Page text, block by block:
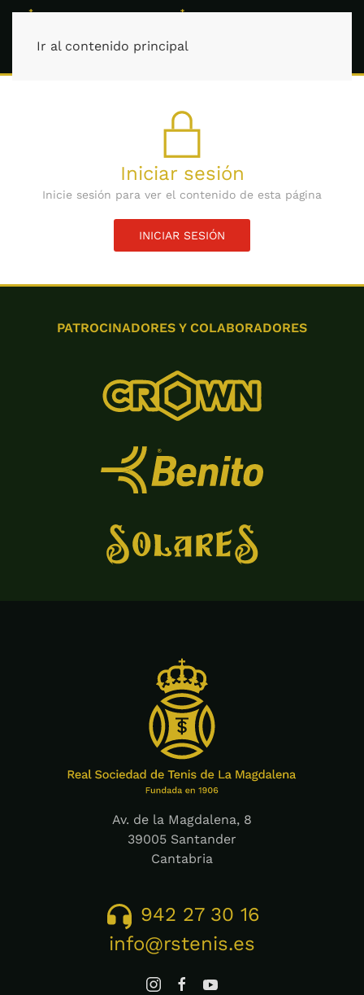
Ir al contenido principal
Iniciar sesión
Inicie sesión para ver el contenido de esta página
INICIAR SESIÓN
PATROCINADORES Y COLABORADORES
Av. de la Magdalena, 8
39005 Santander
Cantabria
942 27 30 16
info@rstenis.es